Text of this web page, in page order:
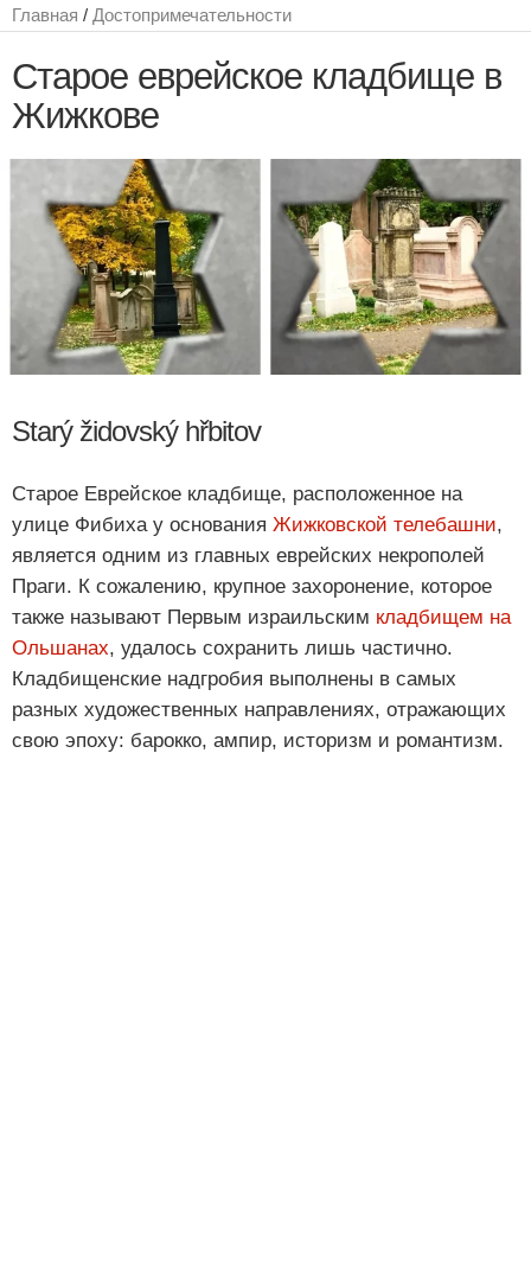
Главная / Достопримечательности
Старое еврейское кладбище в
Жижкове
Starý židovský hřbitov
Старое Еврейское кладбище, расположенное на
улице Фибиха у основания Жижковской телебашни,
является одним из главных еврейских некрополей
Праги. К сожалению, крупное захоронение, которое
также называют Первым израильским кладбищем на
Ольшанах, удалось сохранить лишь частично.
Кладбищенские надгробия выполнены в самых
разных художественных направлениях, отражающих
свою эпоху: барокко, ампир, историзм и романтизм.